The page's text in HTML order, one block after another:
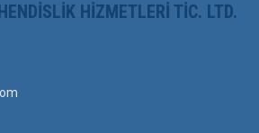
HIZMETLERI TIC. LTD.